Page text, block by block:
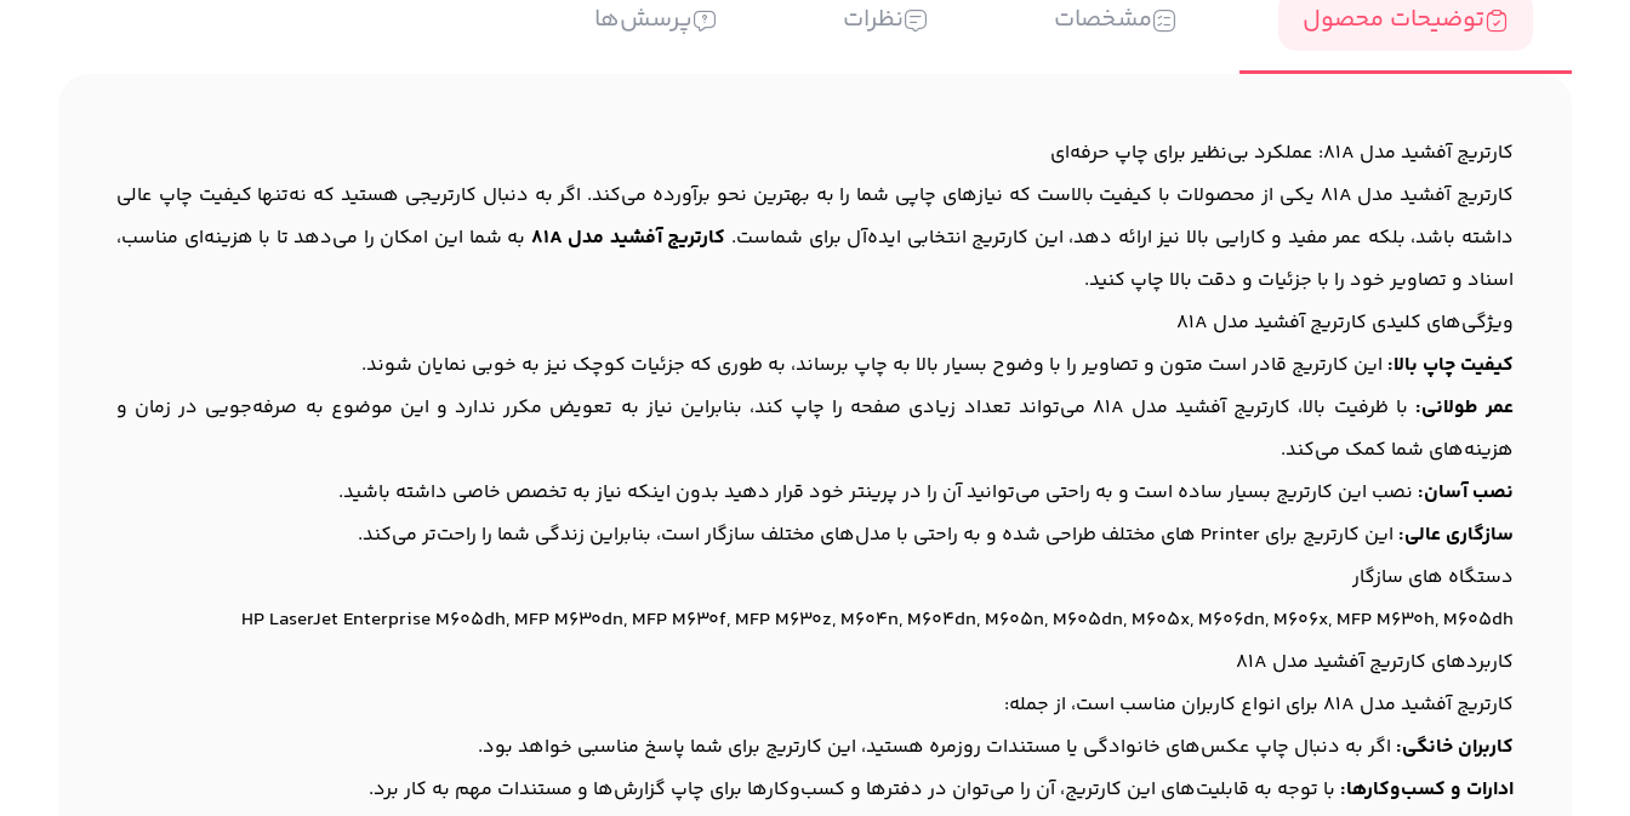
توضیحات محصول مشخصات نظرات پرسش‌ها
کارتریج آفشید مدل 81A: عملکرد بی‌نظیر برای چاپ حرفه‌ای
کارتریج آفشید مدل 81A یکی از محصولات با کیفیت بالاست که نیازهای چاپی شما را به بهترین نحو برآورده می‌کند. اگر به دنبال کارتریجی هستید که نه‌تنها کیفیت چاپ عالی
داشته باشد، بلکه عمر مفید و کارایی بالا نیز ارائه دهد، این کارتریج انتخابی ایده‌آل برای شماست. کارتریج آفشید مدل 81A
به شما این امکان را می‌دهد تا با هزینه‌ای مناسب،
اسناد و تصاویر خود را با جزئیات و دقت بالا چاپ کنید.
ویژگی‌های کلیدی کارتریج آفشید مدل 81A
کیفیت چاپ بالا: این کارتریج قادر است متون و تصاویر را با وضوح بسیار بالا به چاپ برساند، به طوری که جزئیات کوچک نیز به خوبی نمایان شوند.
عمر طولانی:
با ظرفیت بالا، کارتریج آفشید مدل 81A می‌تواند تعداد زیادی صفحه را چاپ کند، بنابراین نیاز به تعویض مکرر ندارد و این موضوع به صرفه‌جویی در زمان و
هزینه‌های شما کمک می‌کند.
نصب آسان: نصب این کارتریج بسیار ساده است و به راحتی می‌توانید آن را در پرینتر خود قرار دهید بدون اینکه نیاز به تخصص خاصی داشته باشید.
سازگاری عالی: این کارتریج برای Printer های مختلف طراحی شده و به راحتی با مدل‌های مختلف سازگار است، بنابراین زندگی شما را راحت‌تر می‌کند.
دستگاه های سازگار
HP LaserJet Enterprise M605dh, MFP M630dn, MFP M630f, MFP M630z, M604n, M604dn, M605n, M605dn, M605x, M606dn, M606x, MFP M630h, M605dh
کاربردهای کارتریج آفشید مدل 81A
کارتریج آفشید مدل 81A برای انواع کاربران مناسب است، از جمله:
کاربران خانگی: اگر به دنبال چاپ عکس‌های خانوادگی یا مستندات روزمره هستید، این کارتریج برای شما پاسخ مناسبی خواهد بود.
ادارات و کسب‌وکارها: با توجه به قابلیت‌های این کارتریج، آن را می‌توان در دفترها و کسب‌وکارها برای چاپ گزارش‌ها و مستندات مهم به کار برد.